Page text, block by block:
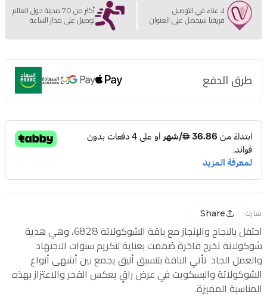
لا عناء في التوصيل
فريقنا سيحصل على العنوان
أكثر من 70 مدينة حول العالم
توصيل على مدار الساعة
طرق الدفع
شارك Share
احتفل بالنجاح والإنجاز مع باقة الشوكولاتة 6828، وهي هدية
شوكولاتة تخرج فاخرة صُممت بعناية لتكريم سنوات الاجتهاد
والعمل الجاد. تأتي الباقة بتنسيق أنيق يجمع بين أشهى أنواع
الشوكولاتة والبسكويت في عرض راقٍ يعكس الفخر والاعتزاز بهذه
المناسبة المميزة.